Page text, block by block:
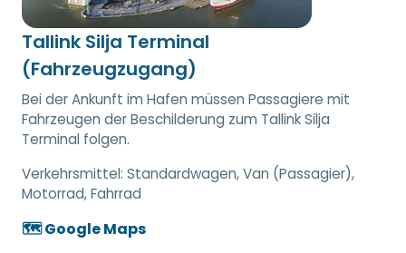
Tallink Silja Terminal
(Fahrzeugzugang)
Bei der Ankunft im Hafen müssen Passagiere mit
Fahrzeugen der Beschilderung zum Tallink Silja
Terminal folgen.
Verkehrsmittel: Standardwagen, Van (Passagier),
Motorrad, Fahrrad
🗺️ Google Maps